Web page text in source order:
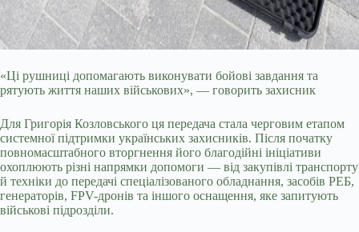
«Ці рушниці допомагають виконувати бойові завдання та
рятують життя наших військових», — говорить захисник
Для Григорія Козловського ця передача стала черговим етапом
системної підтримки українських захисників. Після початку
повномасштабного вторгнення його благодійні ініціативи
охоплюють різні напрямки допомоги — від закупівлі транспорту
й техніки до передачі спеціалізованого обладнання, засобів РЕБ,
генераторів, FPV-дронів та іншого оснащення, яке запитують
військові підрозділи.